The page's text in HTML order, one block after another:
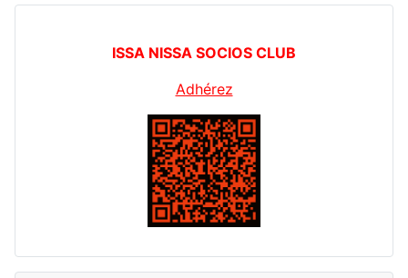
ISSA NISSA SOCIOS CLUB
Adhérez